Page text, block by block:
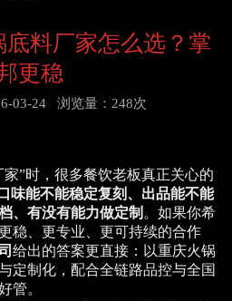
底料厂家怎么选？掌
更稳
03-24 浏览量：248次
”时，很多餐饮老板真正关心的
口味能不能稳定复刻、出品能不能
、有没有能力做定制 。如果你希
稳、更专业、更可持续的合作
给出的答案更直接：以重庆火锅
定制化，配合全链路品控与全国
管。